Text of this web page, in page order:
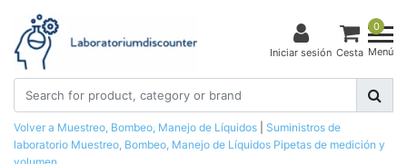
Iniciar sesión
0
Cesta Menú
Volver a Muestreo, Bombeo, Manejo de Líquidos
Suministros de
laboratorio Muestreo, Bombeo, Manejo de Líquidos Pipetas de medición y
volumen